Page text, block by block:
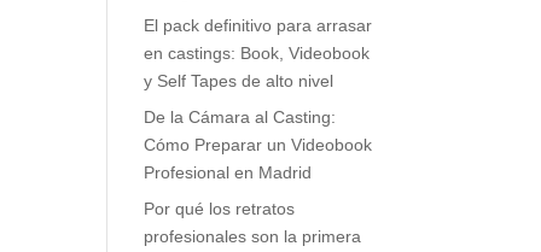
El pack definitivo para arrasar
en castings: Book, Videobook
y Self Tapes de alto nivel
De la Cámara al Casting:
Cómo Preparar un Videobook
Profesional en Madrid
Por qué los retratos
profesionales son la primera